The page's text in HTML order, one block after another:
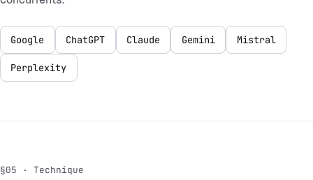
Google ChatGPT Claude Gemini Mistral
Perplexity
§05 · Technique